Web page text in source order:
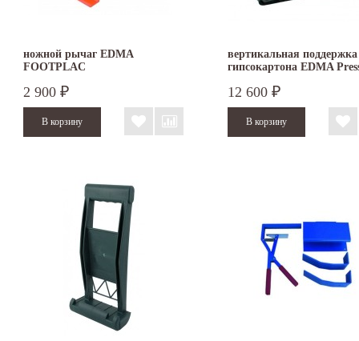
ножной рычаг EDMA
FOOTPLAC
2 900 ₽
вертикальная
гипсокартона EDMA
12 600 ₽